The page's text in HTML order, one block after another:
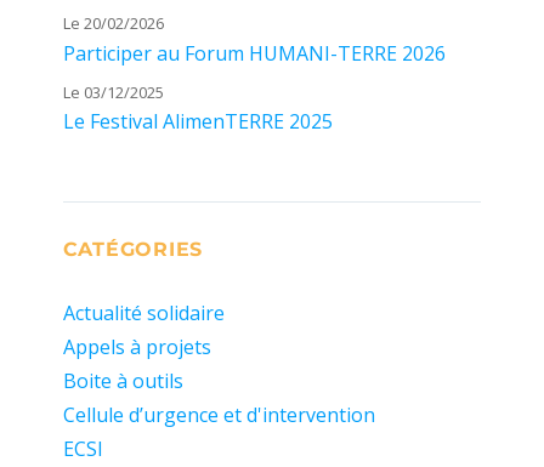
Le 20/02/2026
Participer au Forum HUMANI-TERRE 2026
Le 03/12/2025
Le Festival AlimenTERRE 2025
CATÉGORIES
Actualité solidaire
Appels à projets
Boite à outils
Cellule d’urgence et d'intervention
ECSI